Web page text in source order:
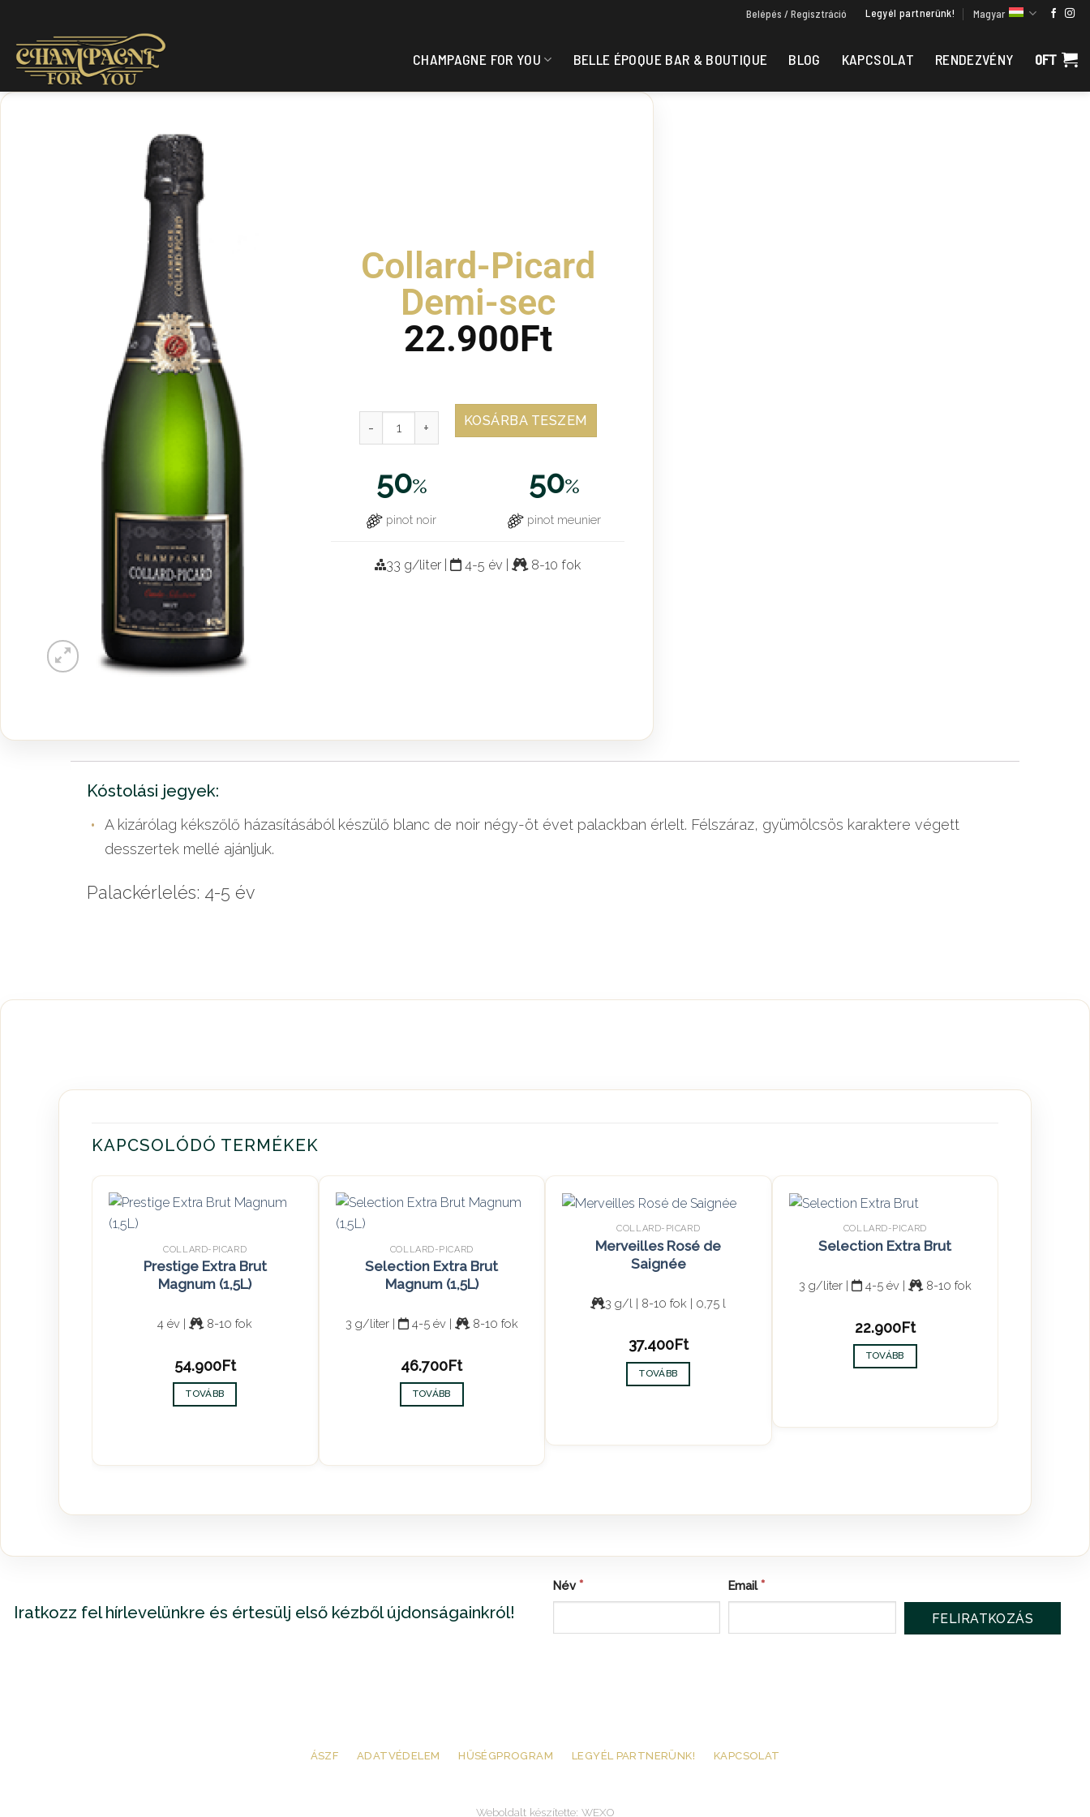
Belépés / Regisztráció Legyél partnerünk! Magyar
CHAMPAGNE FOR YOU BELLE ÉPOQUE BAR & BOUTIQUE BLOG KAPCSOLAT RENDEZVÉNY 0FT
Collard-Picard
Demi-sec
KOSÁRBA TESZEM
22.900Ft
50%
pinot noir
50%
pinot meunier
33 g/liter | 4-5 év | 8-10 fok
Kóstolási jegyek:
A kizárólag kékszőlő házasításából készülő blanc de noir négy-öt évet palackban érlelt. Félszáraz, gyümölcsös karaktere végett
desszertek mellé ajánljuk.
Palackérlelés: 4-5 év
KAPCSOLÓDÓ TERMÉKEK
COLLARD-PICARD
Prestige Extra Brut
Magnum (1,5L)
4 év | 8-10 fok
54.900Ft
TOVÁBB
COLLARD-PICARD
Selection Extra Brut
Magnum (1,5L)
3 g/liter | 4-5 év | 8-10 fok
46.700Ft
TOVÁBB
COLLARD-PICARD
Merveilles Rosé de
Saignée
3 g/l | 8-10 fok | 0,75 l
37.400Ft
TOVÁBB
COLLARD-PICARD
Selection Extra Brut
3 g/liter | 4-5 év | 8-10 fok
22.900Ft
TOVÁBB
Iratkozz fel hírlevelünkre és értesülj első kézből újdonságainkról!
Név* Email*
ÁSZF ADATVÉDELEM HŰSÉGPROGRAM LEGYÉL PARTNERÜNK! KAPCSOLAT
Weboldalt készítette: WEXO